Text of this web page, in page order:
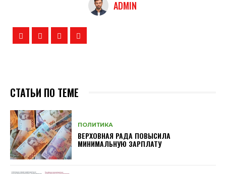
ADMIN
СТАТЬИ ПО ТЕМЕ
ПОЛИТИКА
ВЕРХОВНАЯ РАДА ПОВЫСИЛА
МИНИМАЛЬНУЮ ЗАРПЛАТУ